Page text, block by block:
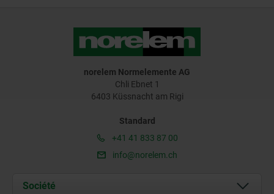
norelem Normelemente AG
Chli Ebnet 1
6403 Küssnacht am Rigi
Standard
+41 41 833 87 00
info@norelem.ch
Société